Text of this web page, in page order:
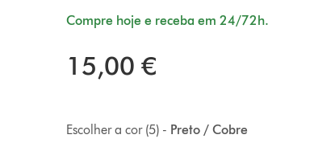
Compre hoje e receba em 24/72h.
15,00 €
Preto / Cobre
Escolher a cor (5) -